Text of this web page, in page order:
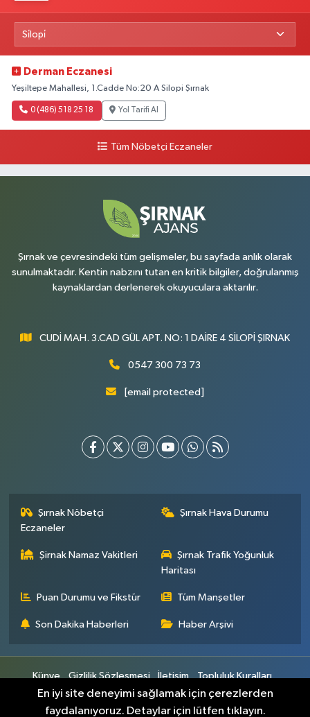
Derman Eczanesi
Yeşiltepe Mahallesi, 1.Cadde No:20 A Silopi Şırnak
0 (486) 518 25 18 Yol Tarifi Al
Tüm Nöbetçi Eczaneler
Şırnak ve çevresindeki tüm gelişmeler, bu sayfada anlık olarak
sunulmaktadır. Kentin nabzını tutan en kritik bilgiler, doğrulanmış
kaynaklardan derlenerek okuyuculara aktarılır.
CUDİ MAH. 3.CAD GÜL APT. NO: 1 DAİRE 4 SİLOPİ ŞIRNAK
0547 300 73 73
[email protected]
Şırnak Nöbetçi
Eczaneler
Şırnak Hava Durumu
Şirnak Namaz Vakitleri
Şırnak Trafik Yoğunluk
Haritası
Puan Durumu ve Fikstür Tüm Manşetler
Son Dakika Haberleri Haber Arşivi
Künye Gizlilik Sözleşmesi İletişim
Topluluk Kuralları
Yayın İlkeleri
En iyi site deneyimi sağlamak için çerezlerden
faydalanıyoruz. Detaylar için lütfen tıklayın.